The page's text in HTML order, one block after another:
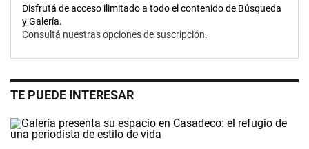
Disfrutá de acceso ilimitado a todo el contenido de Búsqueda
y Galería.
Consultá nuestras opciones de suscripción.
TE PUEDE INTERESAR